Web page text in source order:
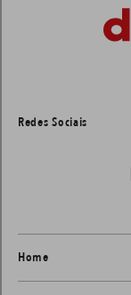
Redes Sociais
Home